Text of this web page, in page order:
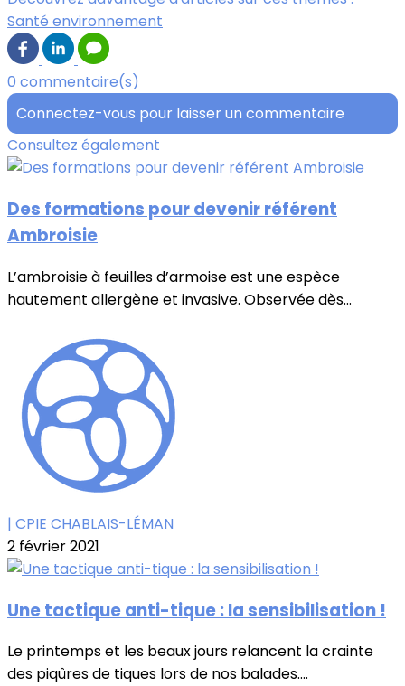
Santé environnement
0 commentaire(s)
Connectez-vous pour laisser un commentaire
Consultez également
Des formations pour devenir référent
Ambroisie
L’ambroisie à feuilles d’armoise est une espèce
hautement allergène et invasive. Observée dès...
| CPIE CHABLAIS-LÉMAN
2 février 2021
Une tactique anti-tique : la sensibilisation !
Le printemps et les beaux jours relancent la crainte
des piqûres de tiques lors de nos balades....